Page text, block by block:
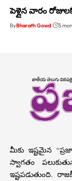
పెళ్లైన వారం
ByBharath Gowd 5
మీకు ఇష్టమైన
స్వాగతం
ఇష్టపడుతుంది.